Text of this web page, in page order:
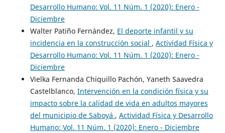
Desarrollo Humano: Vol. 11 Núm. 1 (2020): Enero -
Diciembre
Walter Patiño Fernández, El deporte infantil y su
incidencia en la construcción social , Actividad Física y
Desarrollo Humano: Vol. 11 Núm. 1 (2020): Enero -
Diciembre
Vielka Fernanda Chiquillo Pachón, Yaneth Saavedra
Castelblanco, Intervención en la condición física y su
impacto sobre la calidad de vida en adultos mayores
del municipio de Saboyá , Actividad Física y Desarrollo
Humano: Vol. 11 Núm. 1 (2020): Enero - Diciembre